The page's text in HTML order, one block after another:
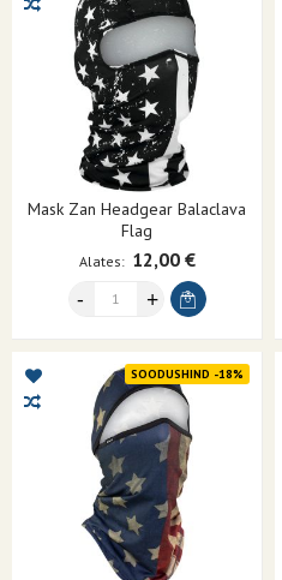
Mask Zan Headgear Balaclava
Flag
Alates 12,00 €
SOODUSHIND -18%